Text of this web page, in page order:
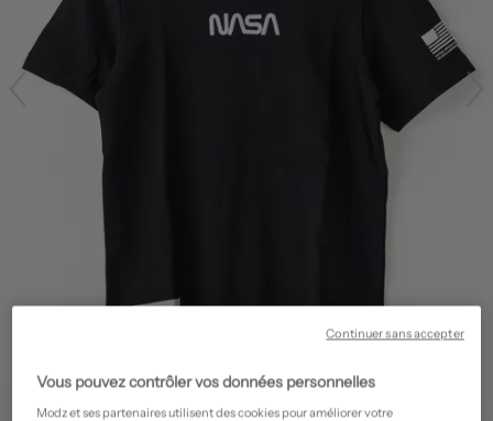
Vous pouvez contrôler vos données personnelles
Modz et ses partenaires utilisent des cookies pour améliorer votre
Continuer sans accepter